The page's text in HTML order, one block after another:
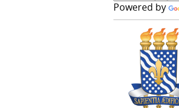
Powered by